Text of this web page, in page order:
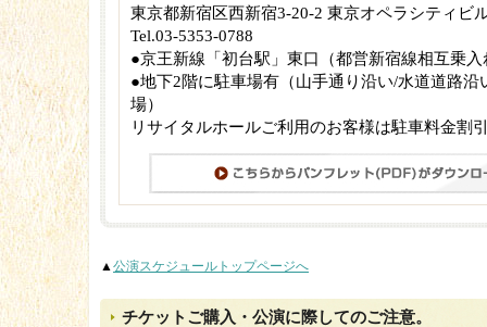
東京都新宿区西新宿3-20-2 東京オペラシティビ
Tel.03-5353-0788
●京王新線「初台駅」東口（都営新宿線相互乗
●地下2階に駐車場有（山手通り沿い/水道道路沿
場）
リサイタルホールご利用のお客様は駐車料金割
▲公演スケジュールトップページへ
チケットご購入・公演に際してのご注意。